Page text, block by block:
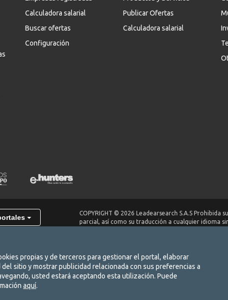
Calculadora salarial
Buscar ofertas
Configuración
Publicar Ofertas
Calculadora salarial
COPYRIGHT © 2026 Leadearsearch S.A.S Prohibida
parcial, así como su traducción a cualquier idioma
de Empleo.Autorizado por la Unidad Administrativa Especial del Servicio Público de Empleo,
de autorización.
propias y de terceros para gestionar el portal, elaborar
sitio y mostrar publicidad relacionada con sus preferencias a
usted estará aceptando esta utilización. Puede
aquí.